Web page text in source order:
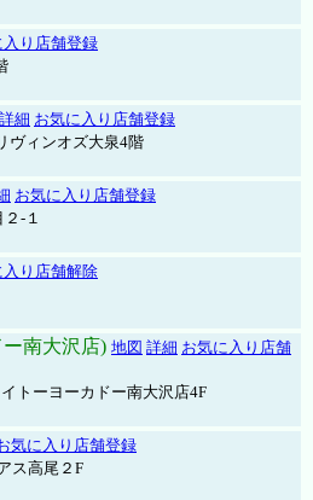
入り店舗登録
詳細 お気に入り店舗登録
ヴィンオズ大泉4階
お気に入り店舗登録
-１
入り店舗解除
南大沢店) 地図 詳細 お気に入り店舗
トーヨーカドー南大沢店4F
気に入り店舗登録
ス高尾２F